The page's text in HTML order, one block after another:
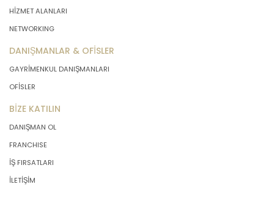
HİZMET ALANLARI
NETWORKING
DANIŞMANLAR & OFİSLER
GAYRİMENKUL DANIŞMANLARI
OFİSLER
BİZE KATILIN
DANIŞMAN OL
FRANCHISE
İŞ FIRSATLARI
İLETİŞİM